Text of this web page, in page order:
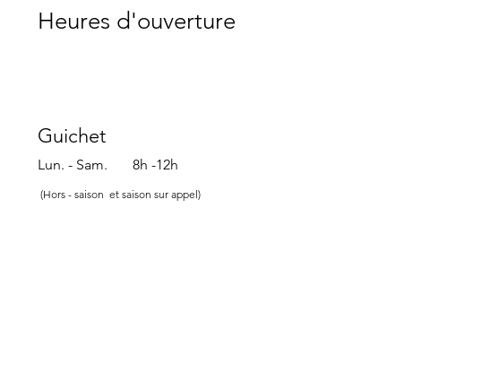
Heures d'ouverture
Guichet
Lun. - Sam. 8h -12h
(Hors - saison et saison sur appel)